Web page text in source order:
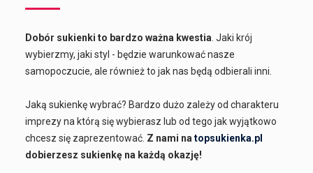
Dobór sukienki to bardzo ważna kwestia . Jaki krój
wybierzmy, jaki styl - będzie warunkować nasze
samopoczucie, ale również to jak nas będą odbierali inni.
Jaką sukienkę wybrać? Bardzo dużo zależy od charakteru
imprezy na którą się wybierasz lub od tego jak wyjątkowo
chcesz się zaprezentować. Z nami natopsukienka.pl
dobierzesz sukienkę na każdą okazję!